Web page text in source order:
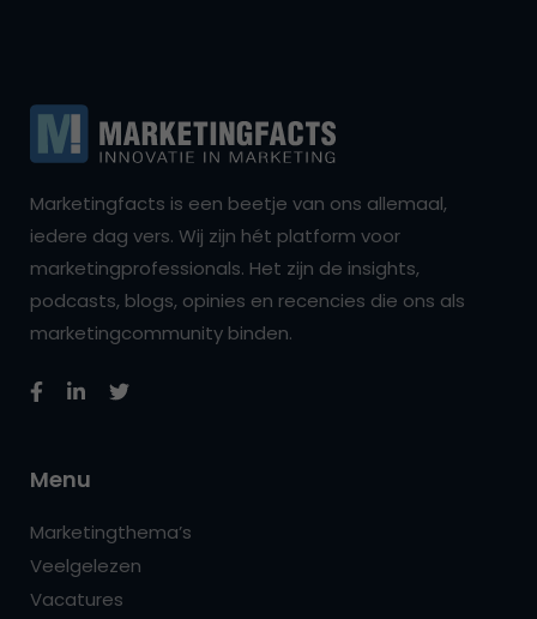
Marketingfacts is een beetje van ons allemaal,
iedere dag vers. Wij zijn hét platform voor
marketingprofessionals. Het zijn de insights,
podcasts, blogs, opinies en recencies die ons als
marketingcommunity binden.
Menu
Marketingthema’s
Veelgelezen
Vacatures